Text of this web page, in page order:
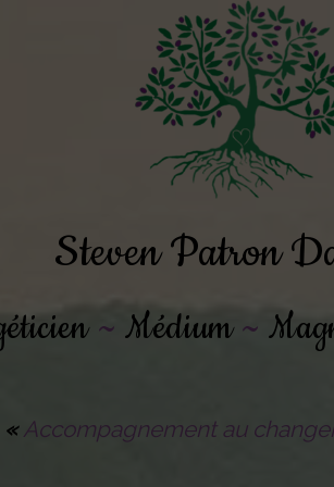
Steven Patron
~ Médium~
«Accompagnement au